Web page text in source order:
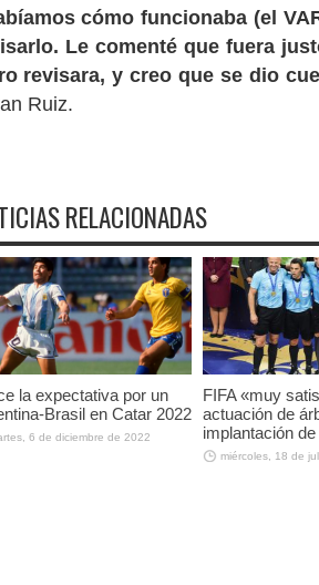
cómo funcionaba (el
Le comenté que fuera
revisara, y creo que se dio
Ruiz.
RELACIONADAS
la expectativa por un
Brasil en Catar 2022
6 de diciembre de 2022
FIFA «muy
actuación de
implantación
miércoles, 18 de